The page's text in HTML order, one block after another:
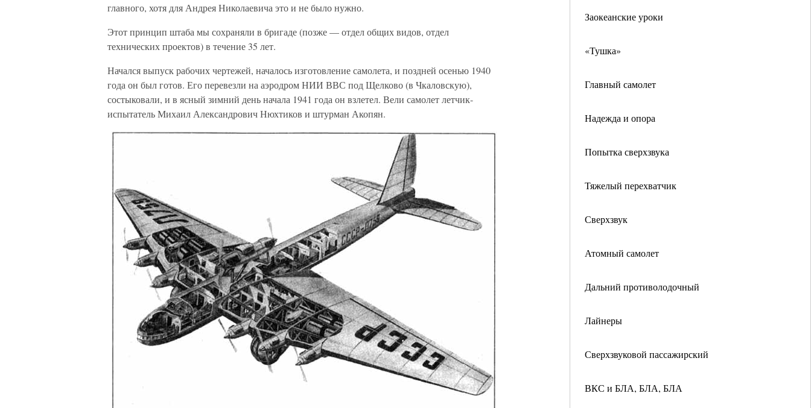
Заокеанские уроки
«Тушка»
Главный самолет
Надежда и опора
Попытка сверхзвука
Тяжелый перехватчик
Сверхзвук
Атомный самолет
Дальний противолодочный
Лайнеры
Сверхзвуковой пассажирский
ВКС и БЛА, БЛА, БЛА
главного, хотя для Андрея Николаевича это и не было нужно.
Этот принцип штаба мы сохраняли в бригаде (позже — отдел общих видов, отдел
технических проектов) в течение 35 лет.
Начался выпуск рабочих чертежей, началось изготовление самолета, и поздней осенью 1940
года он был готов. Его перевезли на аэродром НИИ ВВС под Щелково (в Чкаловскую),
состыковали, и в ясный зимний день начала 1941 года он взлетел. Вели самолет летчик-
испытатель Михаил Александрович Нюхтиков и штурман Акопян.